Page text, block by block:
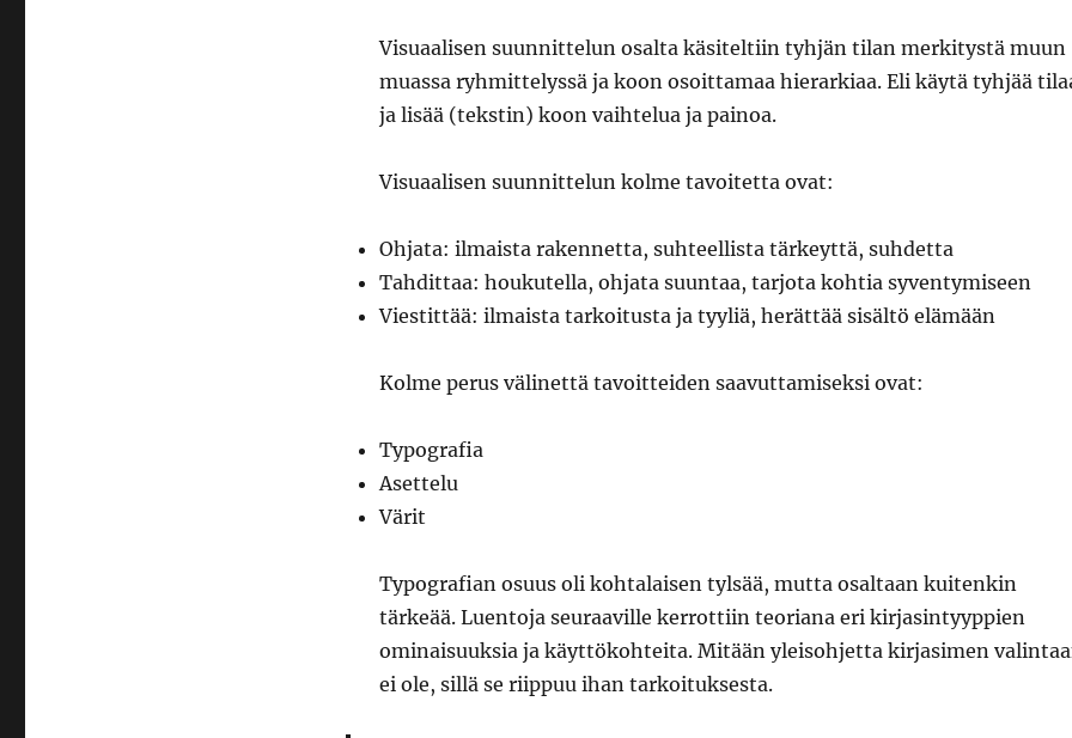
Visuaalisen suunnittelun osalta käsiteltiin tyhjän tilan merkitystä muun
muassa ryhmittelyssä ja koon osoittamaa hierarkiaa. Eli käytä tyhjää
ja lisää (tekstin) koon vaihtelua ja painoa.
Visuaalisen suunnittelun kolme tavoitetta ovat:
Ohjata: ilmaista rakennetta, suhteellista tärkeyttä, suhdetta
Tahdittaa: houkutella, ohjata suuntaa, tarjota kohtia syventymiseen
Viestittää: ilmaista tarkoitusta ja tyyliä, herättää sisältö elämään
Kolme perus välinettä tavoitteiden saavuttamiseksi ovat:
Typografia
Asettelu
Värit
Typografian osuus oli kohtalaisen tylsää, mutta osaltaan kuitenkin
tärkeää. Luentoja seuraaville kerrottiin teoriana eri kirjasintyyppien
ominaisuuksia ja käyttökohteita. Mitään yleisohjetta kirjasimen
ei ole, sillä se riippuu ihan tarkoituksesta.